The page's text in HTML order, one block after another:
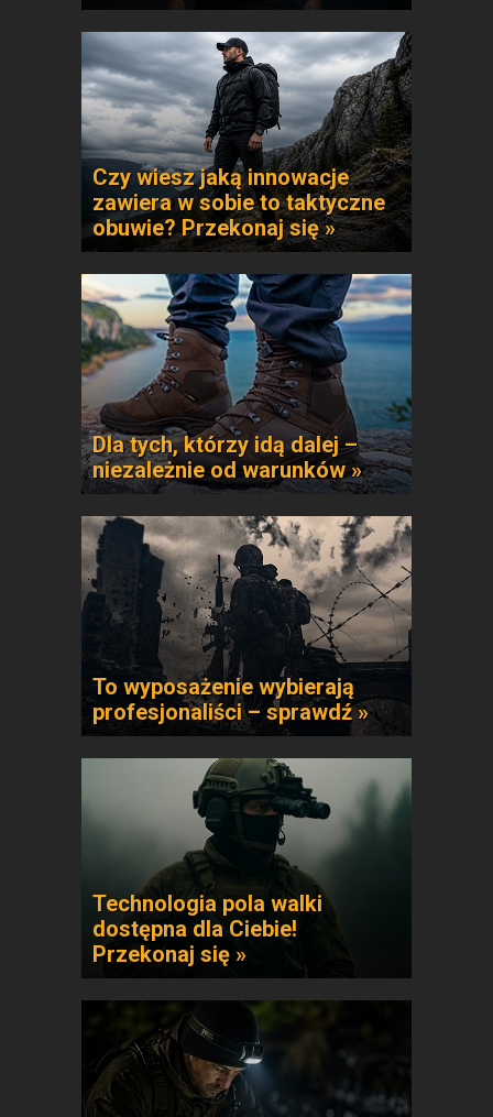
Czy wiesz jaką innowacje
zawiera w sobie to taktyczne
obuwie? Przekonaj się »
Dla tych, którzy idą dalej –
niezależnie od warunków »
To wyposażenie wybierają
profesjonaliści – sprawdź »
Technologia pola walki
dostępna dla Ciebie!
Przekonaj się »